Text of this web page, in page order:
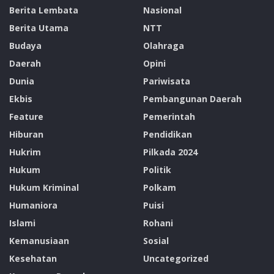
“Dalam menghadapi tantangan perubahan iklim, di
mana kita bukan lagi hanya menyediakan listrik, tetapi
terjangkau. Bagaimana ke depannya kita harus
menyediakan energi yang seimbang antara growth,
prosperity dan environmental sustainability,” ujar
Darmawan.
Berita Lembata
Berita Utama
Budaya
Daerah
Dunia
Ekbis
Feature
Hiburan
Hukrim
Hukum
Hukum Kriminal
Humaniora
Islami
Kemanusiaan
Kesehatan
Nasional
NTT
Olahraga
Opini
Pariwisata
Pembangunan Daerah
Pemerintah
Pendidikan
Pilkada 2024
Politik
Polkam
Puisi
Rohani
Sosial
Uncategorized